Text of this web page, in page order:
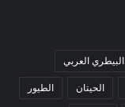
البيطري العربي
الحيتان الطيور